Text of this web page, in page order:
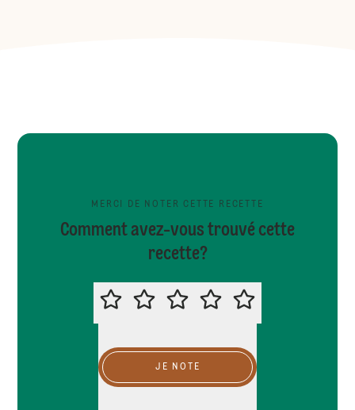
MERCI DE NOTER CETTE RECETTE
Comment avez-vous trouvé cette
recette?
MERCI DE NOTER CETTE RECETTE
JE NOTE